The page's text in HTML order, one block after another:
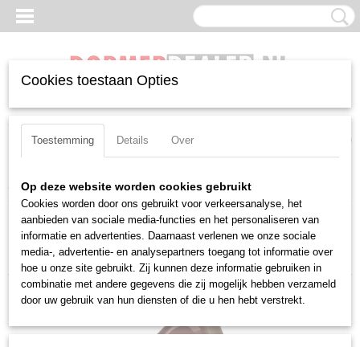
Inloggen Registreren UW WINKELWAGEN
Home >Wisselplaten>Positief>Wcmt>080412
Sorteer op:
Cookies toestaan Opties
Toestemming Details Over
Op deze website worden cookies gebruikt
Cookies worden door ons gebruikt voor verkeersanalyse, het
aanbieden van sociale media-functies en het personaliseren van
informatie en advertenties. Daarnaast verlenen we onze sociale
media-, advertentie- en analysepartners toegang tot informatie over
hoe u onze site gebruikt. Zij kunnen deze informatie gebruiken in
combinatie met andere gegevens die zij mogelijk hebben verzameld
door uw gebruik van hun diensten of die u hen hebt verstrekt.